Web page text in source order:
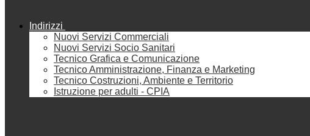
Indirizzi
Nuovi Servizi Commerciali
Nuovi Servizi Socio Sanitari
Tecnico Grafica e Comunicazione
Tecnico Amministrazione, Finanza e Marketing
Tecnico Costruzioni, Ambiente e Territorio
Istruzione per adulti - CPIA